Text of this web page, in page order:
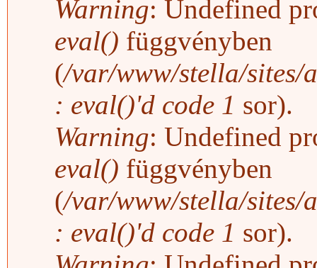
Warning: Undefined
eval() függvényben
(/var/www/stella/sites/
: eval()'d code 1 sor).
Warning: Undefined
eval() függvényben
(/var/www/stella/sites/
: eval()'d code 1 sor).